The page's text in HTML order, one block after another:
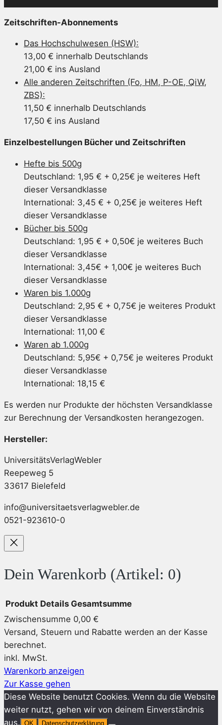
Zeitschriften-Abonnements
Das Hochschulwesen (HSW):
13,00 € innerhalb Deutschlands
21,00 € ins Ausland
Alle anderen Zeitschriften (Fo, HM, P-OE, QiW,
ZBS):
11,50 € innerhalb Deutschlands
17,50 € ins Ausland
Einzelbestellungen Bücher und Zeitschriften
Hefte bis 500g
Deutschland: 1,95 € + 0,25€ je weiteres Heft
dieser Versandklasse
International: 3,45 € + 0,25€ je weiteres Heft
dieser Versandklasse
Bücher bis 500g
Deutschland: 1,95 € + 0,50€ je weiteres Buch
dieser Versandklasse
International: 3,45€ + 1,00€ je weiteres Buch
dieser Versandklasse
Waren bis 1.000g
Deutschland: 2,95 € + 0,75€ je weiteres Produkt
dieser Versandklasse
International: 11,00 €
Waren ab 1.000g
Deutschland: 5,95€ + 0,75€ je weiteres Produkt
dieser Versandklasse
International: 18,15 €
Es werden nur Produkte der höchsten Versandklasse
zur Berechnung der Versandkosten herangezogen.
Hersteller:
UniversitätsVerlagWebler
Reepeweg 5
33617 Bielefeld
info@universitaetsverlagwebler.de
0521-923610-0
Dein Warenkorb (Artikel: 0)
Produkte
im
Warenkorb
Produkt Details Gesamtsumme
Zwischensumme 0,00 €
Versand, Steuern und Rabatte werden an der Kasse
berechnet.
inkl. MwSt.
Warenkorb anzeigen
Zur Kasse gehen
Diese Website benutzt Cookies. Wenn du die Website
weiter nutzt, gehen wir von deinem Einverständnis
aus. OK Datenschutzerklärung